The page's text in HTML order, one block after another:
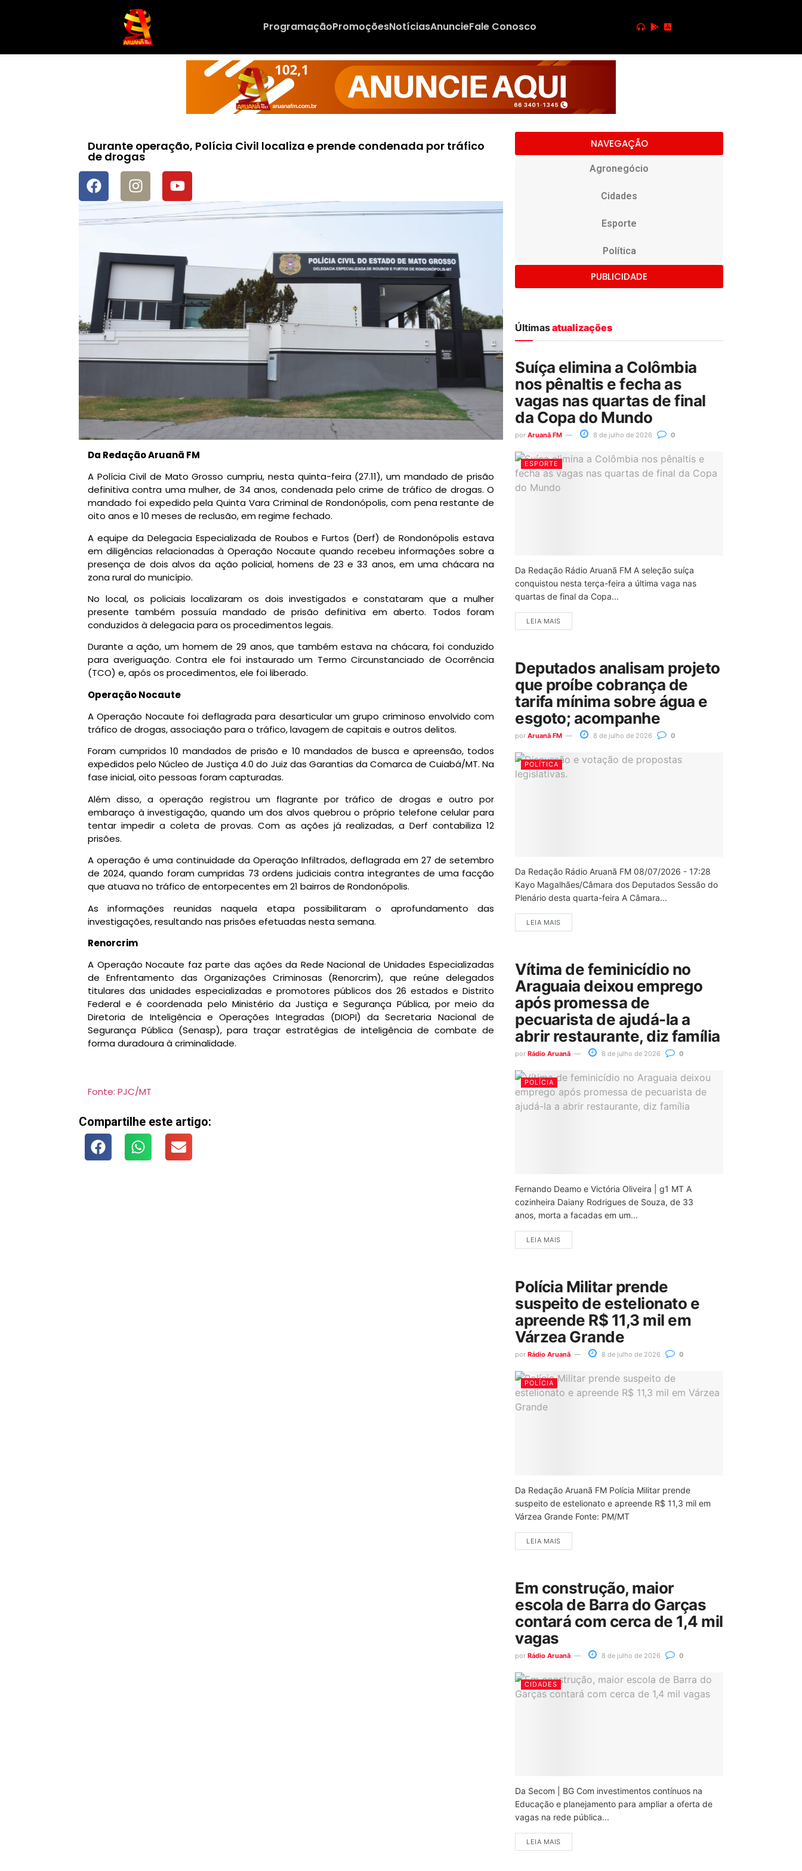
ProgramaçãoPromoçõesNotíciasAnuncieFale Conosco
Durante operação, Polícia Civil localiza e prende condenada por tráfico
de drogas
Da Redação Aruanã FM
A Polícia Civil de Mato Grosso cumpriu, nesta quinta-feira (27.11), um mandado de prisão
definitiva contra uma mulher, de 34 anos, condenada pelo crime de tráfico de drogas. O
mandado foi expedido pela Quinta Vara Criminal de Rondonópolis, com pena restante de
oito anos e 10 meses de reclusão, em regime fechado.
A equipe da Delegacia Especializada de Roubos e Furtos (Derf) de Rondonópolis estava
em diligências relacionadas à Operação Nocaute quando recebeu informações sobre a
presença de dois alvos da ação policial, homens de 23 e 33 anos, em uma chácara na
zona rural do município.
No local, os policiais localizaram os dois investigados e constataram que a mulher
presente também possuía mandado de prisão definitiva em aberto. Todos foram
conduzidos à delegacia para os procedimentos legais.
Durante a ação, um homem de 29 anos, que também estava na chácara, foi conduzido
para averiguação. Contra ele foi instaurado um Termo Circunstanciado de Ocorrência
(TCO) e, após os procedimentos, ele foi liberado.
Operação Nocaute
A Operação Nocaute foi deflagrada para desarticular um grupo criminoso envolvido com
tráfico de drogas, associação para o tráfico, lavagem de capitais e outros delitos.
Foram cumpridos 10 mandados de prisão e 10 mandados de busca e apreensão, todos
expedidos pelo Núcleo de Justiça 4.0 do Juiz das Garantias da Comarca de Cuiabá/MT. Na
fase inicial, oito pessoas foram capturadas.
Além disso, a operação registrou um flagrante por tráfico de drogas e outro por
embaraço à investigação, quando um dos alvos quebrou o próprio telefone celular para
tentar impedir a coleta de provas. Com as ações já realizadas, a Derf contabiliza 12
prisões.
A operação é uma continuidade da Operação Infiltrados, deflagrada em 27 de setembro
de 2024, quando foram cumpridas 73 ordens judiciais contra integrantes de uma facção
que atuava no tráfico de entorpecentes em 21 bairros de Rondonópolis.
As informações reunidas naquela etapa possibilitaram o aprofundamento das
investigações, resultando nas prisões efetuadas nesta semana.
Renorcrim
A Operação Nocaute faz parte das ações da Rede Nacional de Unidades Especializadas
de Enfrentamento das Organizações Criminosas (Renorcrim), que reúne delegados
titulares das unidades especializadas e promotores públicos dos 26 estados e Distrito
Federal e é coordenada pelo Ministério da Justiça e Segurança Pública, por meio da
Diretoria de Inteligência e Operações Integradas (DIOPI) da Secretaria Nacional de
Segurança Pública (Senasp), para traçar estratégias de inteligência de combate de
forma duradoura à criminalidade.
Fonte: PJC/MT
Compartilhe este artigo:
NAVEGAÇÃO
Agronegócio
Cidades
Esporte
Política
PUBLICIDADE
Últimasatualizações
Suíça elimina a Colômbia
nos pênaltis e fecha as
vagas nas quartas de final
da Copa do Mundo
por Aruanã FM 8 de julho de 2026 0
ESPORTE
Da Redação Rádio Aruanã FM A seleção suíça
conquistou nesta terça-feira a última vaga nas
quartas de final da Copa...
LEIA MAIS
Deputados analisam projeto
que proíbe cobrança de
tarifa mínima sobre água e
esgoto; acompanhe
por Aruanã FM 8 de julho de 2026 0
POLÍTICA
Da Redação Rádio Aruanã FM 08/07/2026 - 17:28
Kayo Magalhães/Câmara dos Deputados Sessão do
Plenário desta quarta-feira A Câmara...
LEIA MAIS
Vítima de feminicídio no
Araguaia deixou emprego
após promessa de
pecuarista de ajudá-la a
abrir restaurante, diz família
por Rádio Aruanã 8 de julho de 2026 0
POLÍCIA
Fernando Deamo e Victória Oliveira | g1 MT A
cozinheira Daiany Rodrigues de Souza, de 33
anos, morta a facadas em um...
LEIA MAIS
Polícia Militar prende
suspeito de estelionato e
apreende R$ 11,3 mil em
Várzea Grande
por Rádio Aruanã 8 de julho de 2026 0
POLÍCIA
Da Redação Aruanã FM Polícia Militar prende
suspeito de estelionato e apreende R$ 11,3 mil em
Várzea Grande Fonte: PM/MT
LEIA MAIS
Em construção, maior
escola de Barra do Garças
contará com cerca de 1,4 mil
vagas
por Rádio Aruanã 8 de julho de 2026 0
CIDADES
Da Secom | BG Com investimentos contínuos na
Educação e planejamento para ampliar a oferta de
vagas na rede pública...
LEIA MAIS